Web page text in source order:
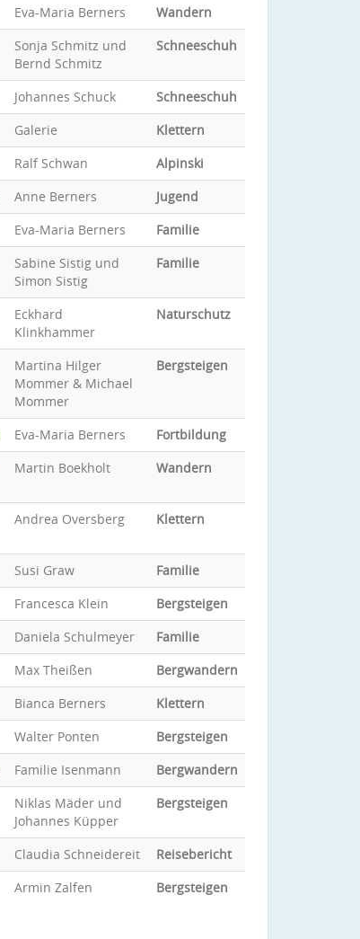
Eva-Maria Berners
Wandern
Sonja Schmitz und
Bernd Schmitz
Schneeschuh
Johannes Schuck
Schneeschuh
Galerie
Klettern
Ralf Schwan
Alpinski
Anne Berners
Jugend
Eva-Maria Berners
Familie
Sabine Sistig und
Simon Sistig
Familie
Eckhard
Klinkhammer
Naturschutz
Martina Hilger
Mommer & Michael
Mommer
Bergsteigen
Eva-Maria Berners
Fortbildung
Martin Boekholt Wandern
Andrea Oversberg Klettern
Susi Graw
Familie
Francesca Klein
Bergsteigen
Daniela Schulmeyer
Familie
Max Theißen
Bergwandern
Bianca Berners
Klettern
Walter Ponten
Bergsteigen
Familie Isenmann
Bergwandern
Niklas Mäder und
Johannes Küpper
Bergsteigen
Claudia Schneidereit
Reisebericht
Armin Zalfen Bergsteigen